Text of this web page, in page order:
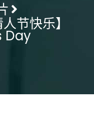
节快乐】
Day